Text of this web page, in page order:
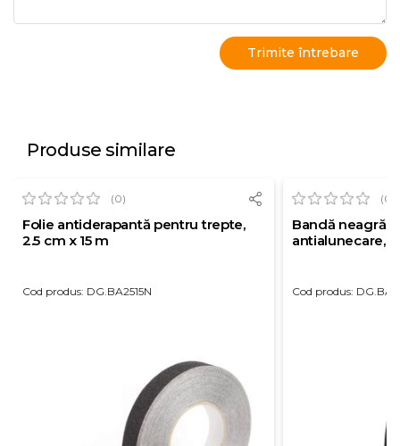
Produse similare
(0)
Folie antiderapantă pentru trepte,
2.5 cm x 15 m
Cod produs: DG.BA2515N
(0)
Bandă neagră
antialunecare,
Cod produs: